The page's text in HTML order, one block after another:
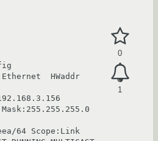
0
1
HWaddr
64 Scope:Link